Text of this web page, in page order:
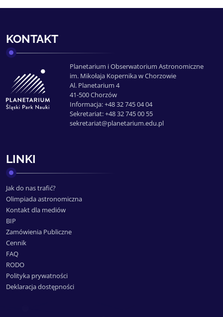
KONTAKT
Planetarium i Obserwatorium Astronomiczne
im. Mikołaja Kopernika w Chorzowie
Al. Planetarium 4
41-500 Chorzów
Informacja: +48 32 745 04 04
Sekretariat: +48 32 745 00 55
sekretariat@planetarium.edu.pl
LINKI
Jak do nas trafić?
Olimpiada astronomiczna
Kontakt dla mediów
BIP
Zamówienia Publiczne
Cennik
FAQ
RODO
Polityka prywatności
Deklaracja dostępności